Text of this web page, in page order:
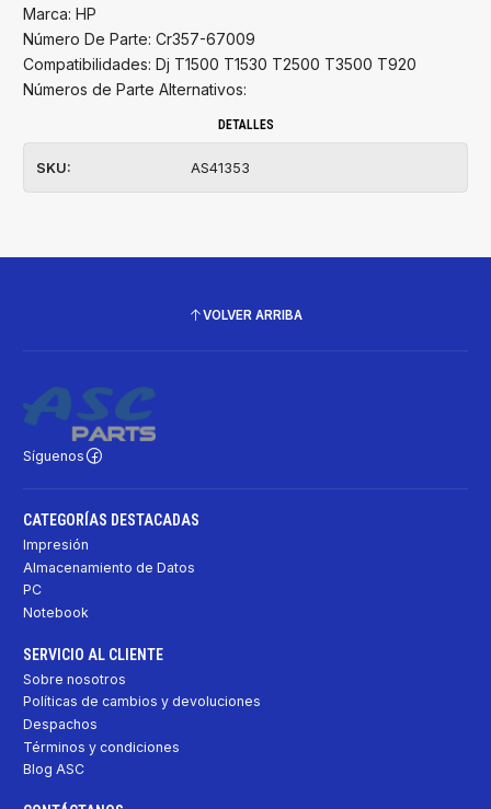
Marca: HP
Número De Parte: Cr357-67009
Compatibilidades: Dj T1500 T1530 T2500 T3500 T920
Números de Parte Alternativos:
DETALLES
SKU: AS41353
VOLVER ARRIBA
Síguenos
CATEGORÍAS DESTACADAS
Impresión
Almacenamiento de Datos
PC
Notebook
SERVICIO AL CLIENTE
Sobre nosotros
Políticas de cambios y devoluciones
Despachos
Términos y condiciones
Blog ASC